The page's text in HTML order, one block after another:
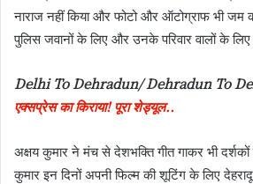
नाराज नहीं किया और फोटो और ऑटोग्राफ भी जम
पुलिस जवानों के लिए और उनके परिवार वालों के लिए
Delhi To Dehradun/ Dehradun To
एक्सप्रेस का किराया! पूरा शेड्यूल..
अक्षय कुमार ने मंच से देशभक्ति गीत गाकर भी दर्शकों
कुमार इन दिनों अपनी फिल्म की शूटिंग के लिए